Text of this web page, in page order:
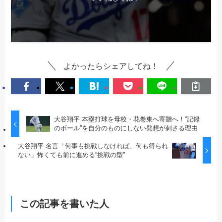
よかったらシェアしてね！
大谷翔平 本塁打球を母校・花巻東へ寄贈へ！“記録
のボール”を自分のものにしない発想が刺さる理由
大谷翔平 名言「何事も挑戦しなければ、何も得られ
ない」怖くても前に進める“挑戦の型”
この記事を書いた人